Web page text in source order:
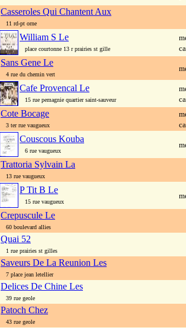
Casseroles Qui Chantent Aux
11 rd-pt orne
William S Le
place courtonne 13 r prairies st gille
Sans Gene Le
4 rue du chemin vert
Cafe Provencal Le
15 rue pemagnie quartier saint-sauveur
Cote Bocage
3 ter rue vaugueux
Couscous Kouba
6 rue vaugueux
Trattoria Sylvain La
13 rue vaugueux
P Tit B Le
15 rue vaugueux
Crepuscule Le
60 boulevard allies
Quai 52
1 rue prairies st gilles
Saveurs De La Reunion Les
7 place jean letellier
Delices De Chine Les
39 rue geole
Patoch Chez
43 rue geole